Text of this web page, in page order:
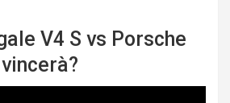
V4 S vs Porsche